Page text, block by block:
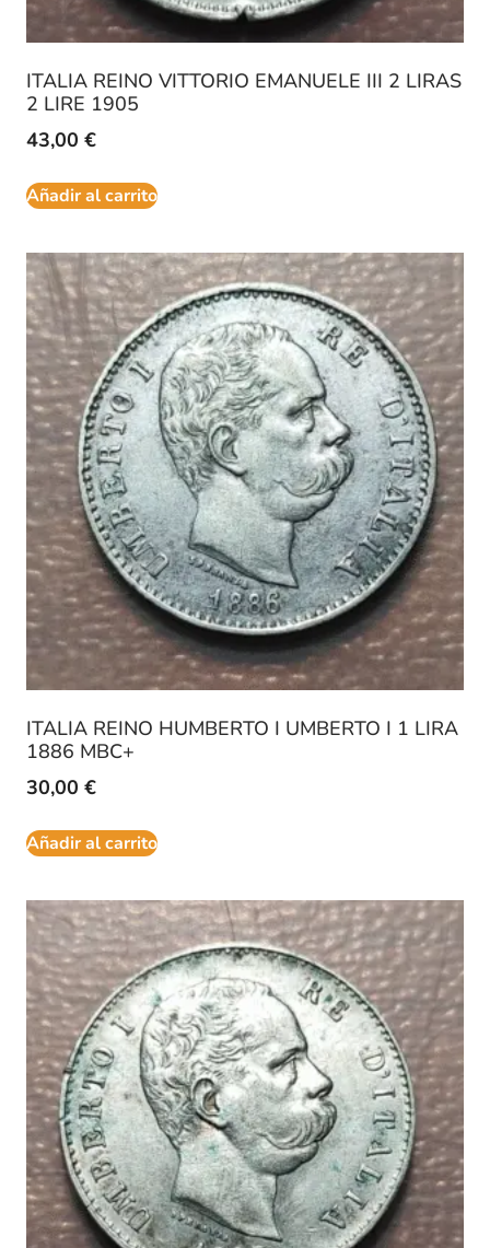
ITALIA REINO VITTORIO EMANUELE III 2 LIRAS
2 LIRE 1905
43,00 €
Añadir al carrito
ITALIA REINO HUMBERTO I UMBERTO I 1 LIRA
1886 MBC+
30,00 €
Añadir al carrito